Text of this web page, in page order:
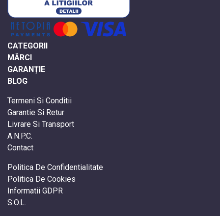
CATEGORII
MĂRCI
GARANȚIE
BLOG
Termeni Si Conditii
Garantie Si Retur
Livrare Si Transport
A.N.P.C.
Contact
Politica De Confidentialitate
Politica De Cookies
Informatii GDPR
S.O.L.